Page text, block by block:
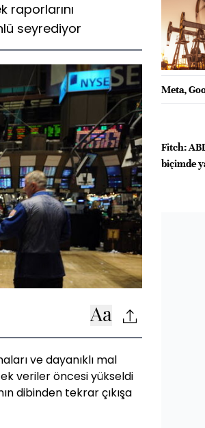
raporlarını
seyrediyor
ve dayanıklı mal
veriler öncesi yükseldi
dibinden tekrar çıkışa
Meta,
Fitch:
biçimde